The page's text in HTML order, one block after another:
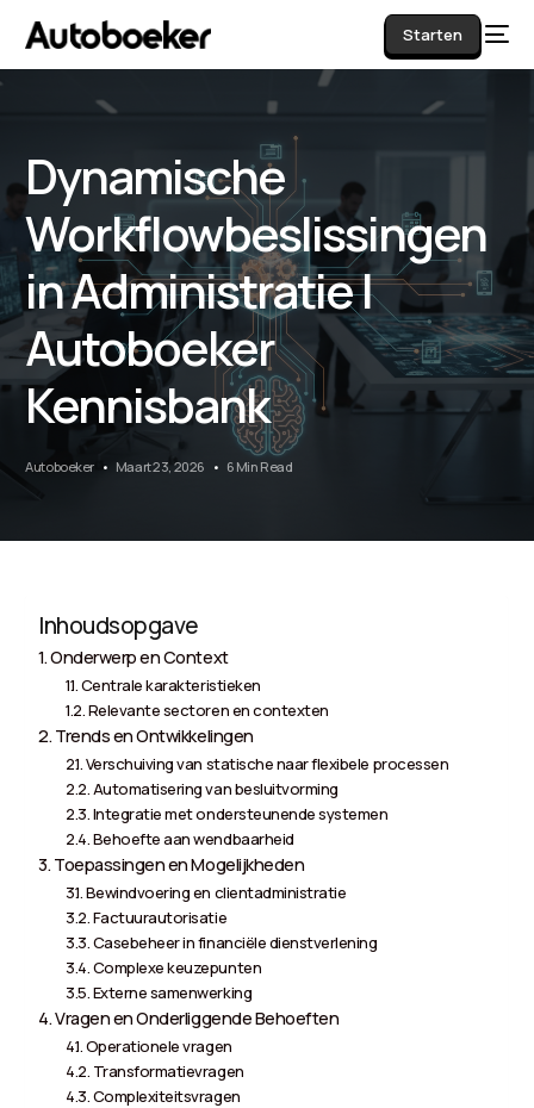
Starten
Dynamische
Workflowbeslissingen
in Administratie |
Autoboeker
Kennisbank
Autoboeker Maart 23, 2026 6 Min Read
Inhoudsopgave
Onderwerp en Context
Centrale karakteristieken
Relevante sectoren en contexten
Trends en Ontwikkelingen
Verschuiving van statische naar flexibele processen
Automatisering van besluitvorming
Integratie met ondersteunende systemen
Behoefte aan wendbaarheid
Toepassingen en Mogelijkheden
Bewindvoering en clientadministratie
Factuurautorisatie
Casebeheer in financiële dienstverlening
Complexe keuzepunten
Externe samenwerking
Vragen en Onderliggende Behoeften
Operationele vragen
Transformatievragen
Complexiteitsvragen